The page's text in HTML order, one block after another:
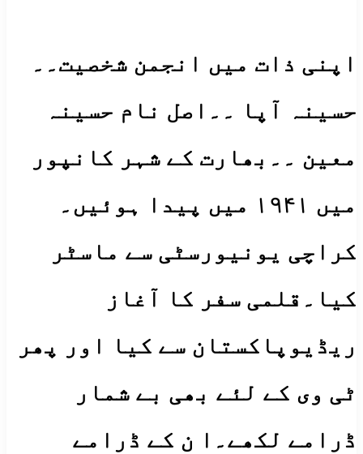
اپنی ذات میں انجمن شخصیت۔۔
حسینہ آپا ۔۔اصل نام حسینہ
معین ۔۔بھارت کے شہر کانپور
میں ۱۹۴۱ میں پیدا ہوئیں۔
کراچی یونیورسٹی سے ماسٹر
کیا۔قلمی سفر کا آغاز
ریڈیوپاکستان سے کیا اور پھر
ٹی وی کے لئے بھی بے شمار
ڈرامے لکھے۔ا ن کے ڈرامے